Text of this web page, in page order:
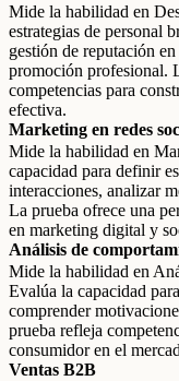
Mide la habilidad en
estrategias de personal
gestión de reputación
promoción profesional.
competencias para
efectiva.
Marketing en redes
Mide la habilidad en
capacidad para definir
interacciones, analizar
La prueba ofrece una
en marketing digital y
Análisis de
Mide la habilidad en
Evalúa la capacidad
comprender
prueba refleja
consumidor en el
Ventas B2B